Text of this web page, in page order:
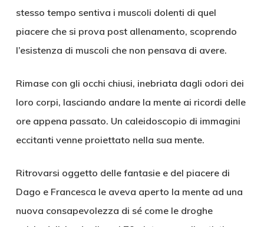
stesso tempo sentiva i muscoli dolenti di quel
piacere che si prova post allenamento, scoprendo
l’esistenza di muscoli che non pensava di avere.
Rimase con gli occhi chiusi, inebriata dagli odori dei
loro corpi, lasciando andare la mente ai ricordi delle
ore appena passato. Un caleidoscopio di immagini
eccitanti venne proiettato nella sua mente.
Ritrovarsi oggetto delle fantasie e del piacere di
Dago e Francesca le aveva aperto la mente ad una
nuova consapevolezza di sé come le droghe